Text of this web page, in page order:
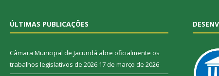
ÚLTIMAS PUBLICAÇÕES
Câmara Municipal de Jacundá abre oficialmente os
trabalhos legislativos de 2026 17 de março de 2026